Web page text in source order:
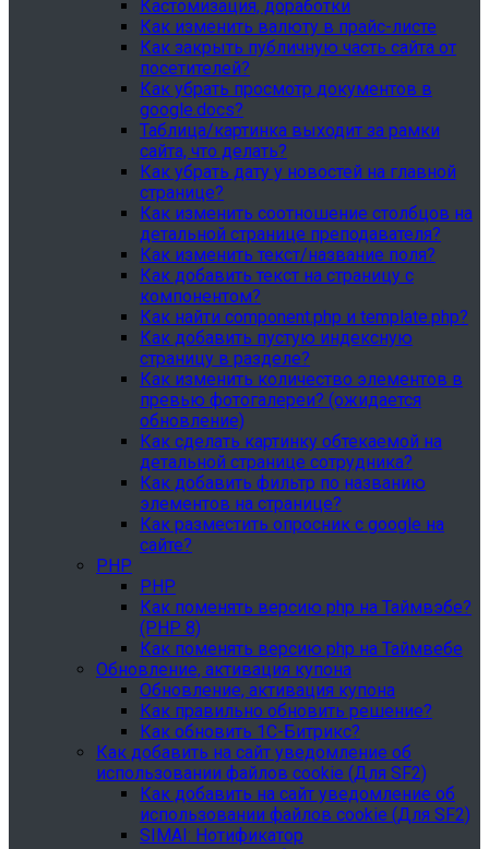
Кастомизация, доработки
Как изменить валюту в прайс-листе
Как закрыть публичную часть сайта от
посетителей?
Как убрать просмотр документов в
google.docs?
Таблица/картинка выходит за рамки
сайта, что делать?
Как убрать дату у новостей на главной
странице?
Как изменить соотношение столбцов на
детальной странице преподавателя?
Как изменить текст/название поля?
Как добавить текст на страницу с
компонентом?
Как найти component.php и template.php?
Как добавить пустую индексную
страницу в разделе?
Как изменить количество элементов в
превью фотогалереи? (ожидается
обновление)
Как сделать картинку обтекаемой на
детальной странице сотрудника?
Как добавить фильтр по названию
элементов на странице?
Как разместить опросник с google на
сайте?
PHP
PHP
Как поменять версию php на Таймвэбе?
(PHP 8)
Как поменять версию php на Таймвебе
Обновление, активация купона
Обновление, активация купона
Как правильно обновить решение?
Как обновить 1С-Битрикс?
Как добавить на сайт уведомление об
использовании файлов cookie (Для SF2)
Как добавить на сайт уведомление об
использовании файлов cookie (Для SF2)
SIMAI: Нотификатор